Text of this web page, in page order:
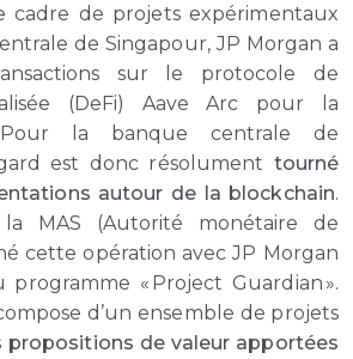
cadre de projets expérimentaux
de Singapour, JP Morgan a
sur le protocole de
(DeFi) Aave Arc pour la
la banque centrale de
est donc résolument tourné
autour de la blockchain.
MAS (Autorité monétaire de
cette opération avec JP Morgan
« Project Guardian ».
d’un ensemble de projets
propositions de valeur apportées